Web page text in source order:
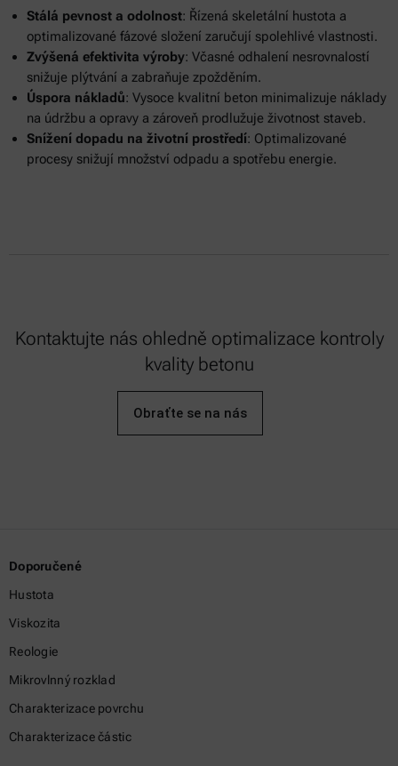
Stálá pevnost a odolnost: Řízená skeletální hustota a
optimalizované fázové složení zaručují spolehlivé vlastnosti.
Zvýšená efektivita výroby: Včasné odhalení nesrovnalostí
snižuje plýtvání a zabraňuje zpožděním.
Úspora nákladů: Vysoce kvalitní beton minimalizuje náklady
na údržbu a opravy a zároveň prodlužuje životnost staveb.
Snížení dopadu na životní prostředí: Optimalizované
procesy snižují množství odpadu a spotřebu energie.
Kontaktujte nás ohledně optimalizace kontroly
kvality betonu
Obraťte se na nás
Doporučené
Hustota
Viskozita
Reologie
Mikrovlnný rozklad
Charakterizace povrchu
Charakterizace částic